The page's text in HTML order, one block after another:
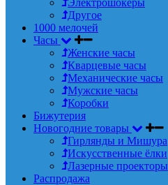
Другое
1000 мелочей
Часы
Женские часы
Кварцевые часы
Механические часы
Мужские часы
Коробки
Бижутерия
Новогодние товары
Гирлянды и Мишура
Искусственные ёлки
Лазерные проекторы
Распродажа